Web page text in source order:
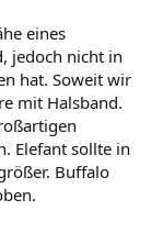
eines
jedoch nicht in
hat. Soweit wir
mit Halsband.
Elefant sollte in
Buffalo